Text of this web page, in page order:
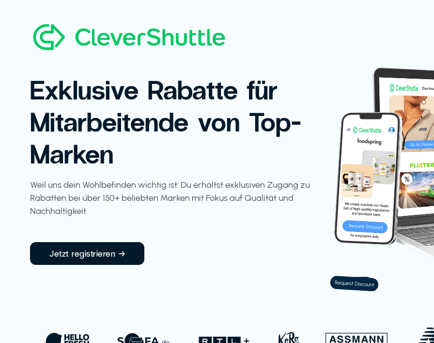
Exklusive Rabatte für
Mitarbeitende von Top-
Marken
Weil uns dein Wohlbefinden wichtig ist: Du erhältst exklusiven Zugang zu
Rabatten bei über 150+ beliebten Marken mit Fokus auf Qualität und
Nachhaltigkeit.
Jetzt registrieren →